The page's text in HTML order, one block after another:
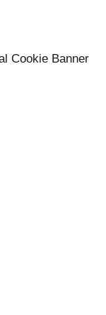
Cookie Banner